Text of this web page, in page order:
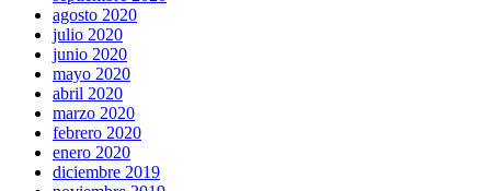
agosto 2020
julio 2020
junio 2020
mayo 2020
abril 2020
marzo 2020
febrero 2020
enero 2020
diciembre 2019